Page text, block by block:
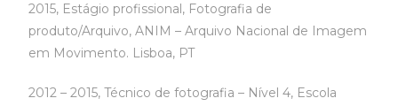
2015, Estágio profissional, Fotografia de
produto/Arquivo, ANIM – Arquivo Nacional de Imagem
em Movimento. Lisboa, PT
2012 – 2015, Técnico de fotografia – Nível 4, Escola